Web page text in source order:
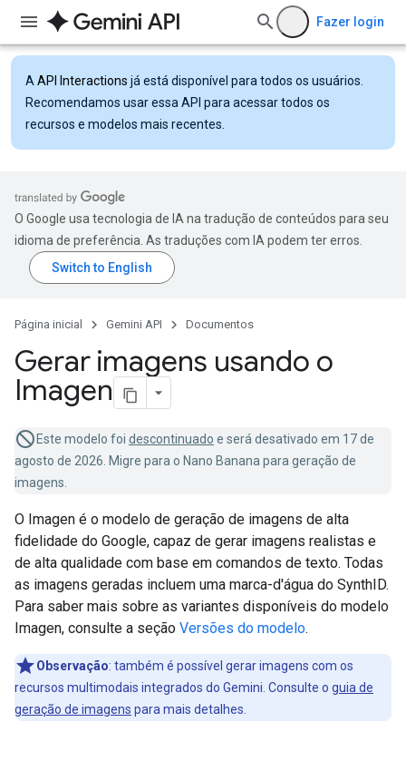
Fazer login
A API Interactions já está disponível para todos os usuários.
Recomendamos usar essa API para acessar todos os
recursos e modelos mais recentes.
O Google usa tecnologia de IA na tradução de conteúdos para seu
idioma de preferência. As traduções com IA podem ter erros.
Página inicial Gemini API Documentos
Gerar imagens usando o
Imagen
Este modelo foi descontinuado e será desativado em 17 de
agosto de 2026. Migre para o Nano Banana para geração de
imagens.
O Imagen é o modelo de geração de imagens de alta
fidelidade do Google, capaz de gerar imagens realistas e
de alta qualidade com base em comandos de texto. Todas
as imagens geradas incluem uma marca-d'água do SynthID.
Para saber mais sobre as variantes disponíveis do modelo
Imagen, consulte a seção Versões do modelo.
Observação: também é possível gerar imagens com os
recursos multimodais integrados do Gemini. Consulte o guia de
geração de imagens para mais detalhes.